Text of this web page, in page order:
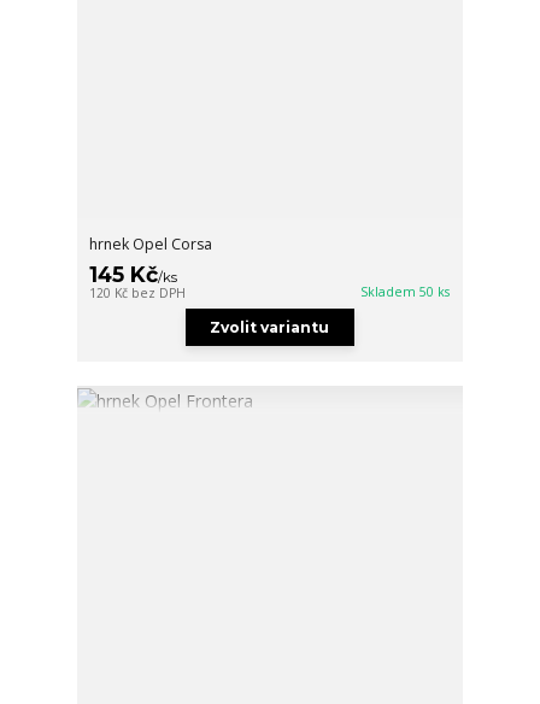
hrnek Opel Corsa
145 Kč/ks
120 Kč bez DPH Skladem 50 ks
Zvolit variantu